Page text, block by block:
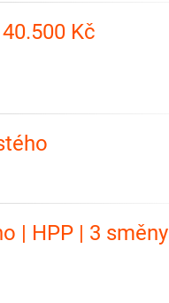
Kč
| HPP | 3 směny